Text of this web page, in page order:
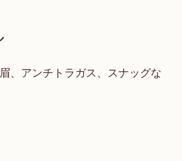
、アンチトラガス、スナッグな